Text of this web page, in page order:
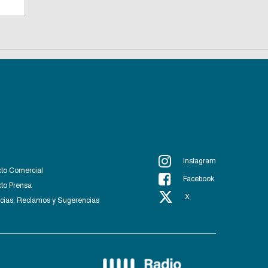
Comercial
Prensa
Reclamos y Sugerencias
Instagram
Facebook
X